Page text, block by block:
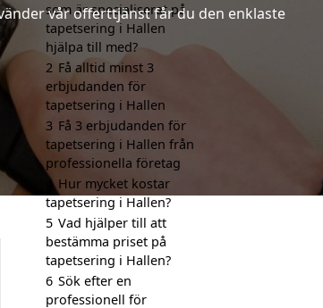
vår offerttjänst får du den enklaste
som är specialiserat på
tapetsering i Hallen
hjälpa till med?
2 Få alltid minst 3
erbjudanden för
tapetsering i Hallen
3 Få 3 erbjudanden för
tapetsering i Hallen från
professionella företag
4 Hur mycket kostar
tapetsering i Hallen?
5 Vad hjälper till att
bestämma priset på
tapetsering i Hallen?
6 Sök efter en
professionell för